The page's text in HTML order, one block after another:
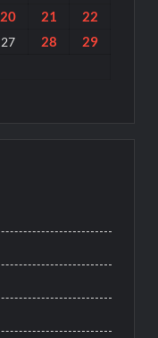
20 21
22
27 28
29